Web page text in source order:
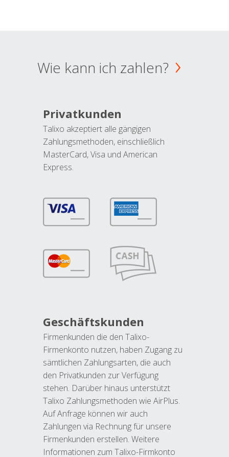
Wie kann ich zahlen?
Privatkunden
Talixo akzeptiert alle gängigen
Zahlungsmethoden, einschließlich
MasterCard, Visa und American
Express.
Geschäftskunden
Firmenkunden die den Talixo-
Firmenkonto nutzen, haben Zugang zu
sämtlichen Zahlungsarten, die auch
den Privatkunden zur Verfügung
stehen. Darüber hinaus unterstützt
Talixo Zahlungsmethoden wie AirPlus.
Auf Anfrage können wir auch
Zahlungen via Rechnung für unsere
Firmenkunden erstellen. Weitere
Informationen zum Talixo-Firmkonto